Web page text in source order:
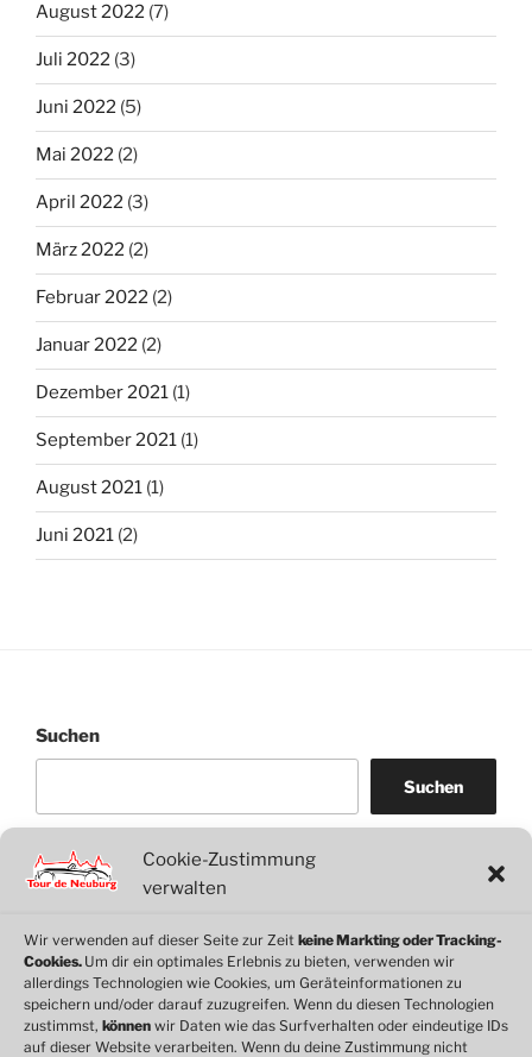
Cookie-Zustimmung
verwalten
Wir verwenden auf dieser Seite zur Zeit keine Markting oder Tracking-
Cookies. Um dir ein optimales Erlebnis zu bieten, verwenden wir
allerdings Technologien wie Cookies, um Geräteinformationen zu
speichern und/oder darauf zuzugreifen. Wenn du diesen Technologien
zustimmst, können wir Daten wie das Surfverhalten oder eindeutige IDs
auf dieser Website verarbeiten. Wenn du deine Zustimmung nicht
August 2022 (7)
Juli 2022 (3)
Juni 2022 (5)
Mai 2022 (2)
April 2022 (3)
März 2022 (2)
Februar 2022 (2)
Januar 2022 (2)
Dezember 2021 (1)
September 2021 (1)
August 2021 (1)
Juni 2021 (2)
Suchen
Suchen
WordPress
WhatsApp
Facebook
Link
© 2026 Motorclub Neuburg e.V.